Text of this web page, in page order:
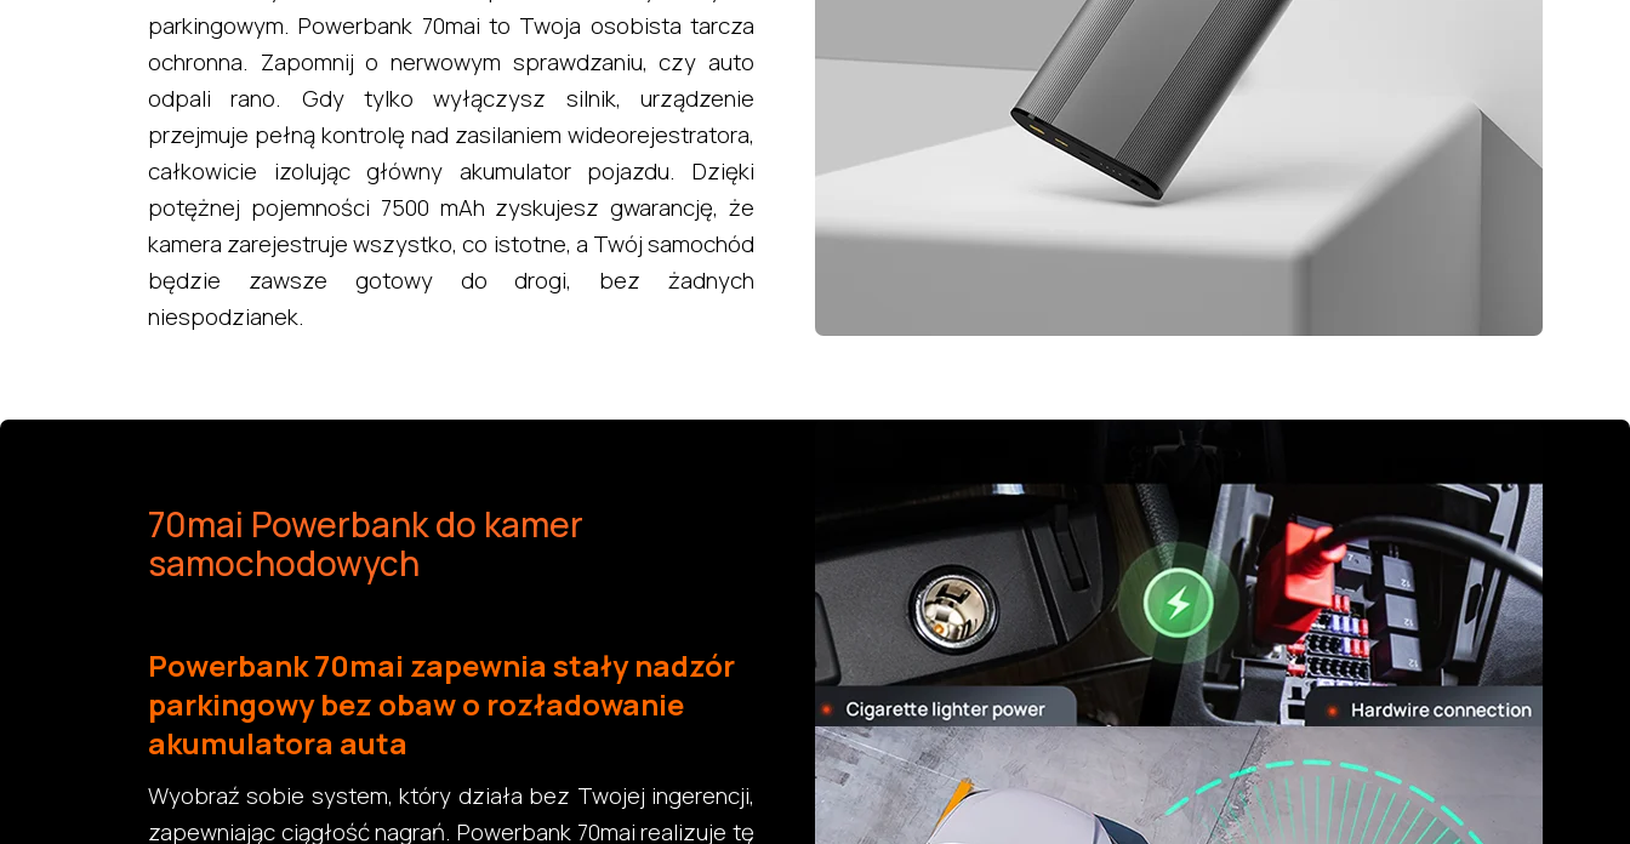
parkingowym. Powerbank 70mai to Twoja osobista tarcza
ochronna. Zapomnij o nerwowym sprawdzaniu, czy auto
odpali rano. Gdy tylko wyłączysz silnik, urządzenie
przejmuje pełną kontrolę nad zasilaniem wideorejestratora,
całkowicie izolując główny akumulator pojazdu. Dzięki
potężnej pojemności 7500 mAh zyskujesz gwarancję, że
kamera zarejestruje wszystko, co istotne, a Twój samochód
będzie zawsze gotowy do drogi, bez żadnych
niespodzianek.
70mai Powerbank do kamer
samochodowych
Powerbank 70mai zapewnia stały nadzór
parkingowy bez obaw o rozładowanie
akumulatora auta
Wyobraź sobie system, który działa bez Twojej ingerencji,
zapewniając ciągłość nagrań. Powerbank 70mai realizuje tę